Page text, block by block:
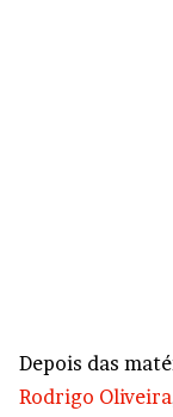
Depois das
Rodrigo Oliveira